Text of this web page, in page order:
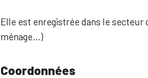
Elle est enregistrée dans le secteur
ménage…)
Coordonnées